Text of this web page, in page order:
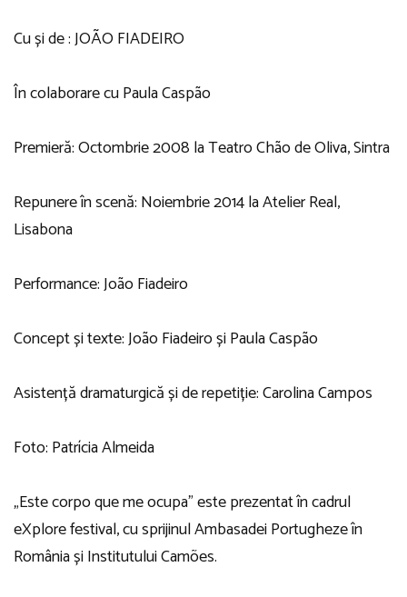
Cu și de : JOÃO FIADEIRO
În colaborare cu Paula Caspão
Premieră: Octombrie 2008 la Teatro Chão de Oliva, Sintra
Repunere în scenă: Noiembrie 2014 la Atelier Real,
Lisabona
Performance: João Fiadeiro
Concept și texte: João Fiadeiro și Paula Caspão
Asistență dramaturgică și de repetiție: Carolina Campos
Foto: Patrícia Almeida
„Este corpo que me ocupa” este prezentat în cadrul
eXplore festival, cu sprijinul Ambasadei Portugheze în
România și Institutului Camões.